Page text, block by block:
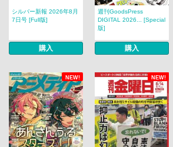
シルバー新報 2026年8月
7日号 [Full版]
購入
週刊GoodsPress
DIGITAL 2026... [Special
版]
購入
NEW! NEW!